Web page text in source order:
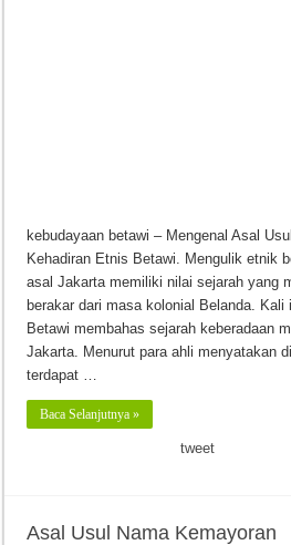
kebudayaan betawi – Mengenal Asal
Kehadiran Etnis Betawi. Mengulik etnik
asal Jakarta memiliki nilai sejarah yang
berakar dari masa kolonial Belanda. Kali
Betawi membahas sejarah keberadaan
Jakarta. Menurut para ahli menyatakan
terdapat …
Baca Selanjutnya »
tweet
Asal Usul Nama Kemayoran